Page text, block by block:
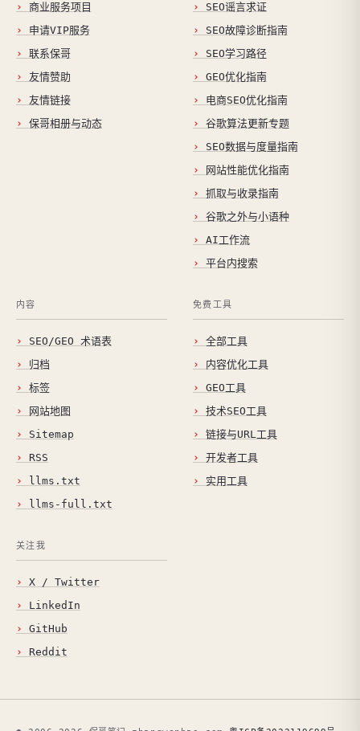
商业服务项目
申请VIP服务
联系保哥
友情赞助
友情链接
保哥相册与动态
SEO谣言求证
SEO故障诊断指南
SEO学习路径
GEO优化指南
电商SEO优化指南
谷歌算法更新专题
SEO数据与度量指南
网站性能优化指南
抓取与收录指南
谷歌之外与小语种
AI工作流
平台内搜索
内容
SEO/GEO 术语表
归档
标签
网站地图
Sitemap
RSS
llms.txt
llms-full.txt
免费工具
全部工具
内容优化工具
GEO工具
技术SEO工具
链接与URL工具
开发者工具
实用工具
关注我
X / Twitter
LinkedIn
GitHub
Reddit